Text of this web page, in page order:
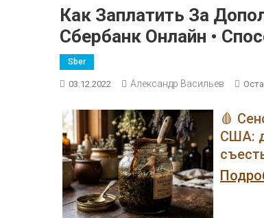
Как Заплатить За
Сбербанк Онлайн •
Sber
03.12.2022 Александр Васильев
🩸
США: